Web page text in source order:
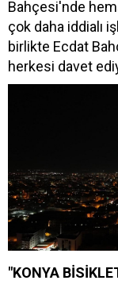
Bahçesi'nde
çok daha iddialı
birlikte Ecdat
herkesi davet
"KONYA